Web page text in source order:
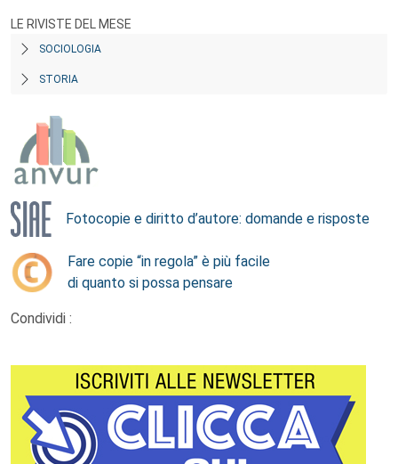
LE RIVISTE DEL MESE
SOCIOLOGIA
STORIA
Fotocopie e diritto d’autore: domande e risposte
Fare copie “in regola” è più facile
di quanto si possa pensare
Condividi :